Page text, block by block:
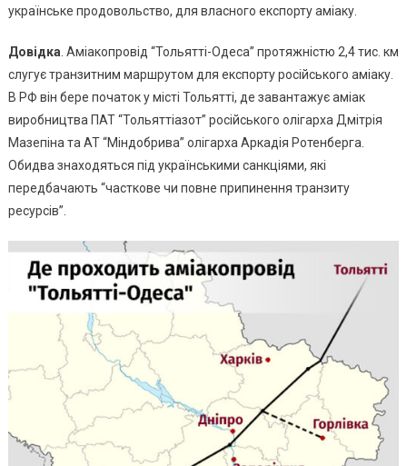
українське продовольство, для власного експорту аміаку.
Довідка . Аміакопровід “Тольятті-Одеса” протяжністю 2,4 тис. км
слугує транзитним маршрутом для експорту російського аміаку.
В РФ він бере початок у місті Тольятті, де завантажує аміак
виробництва ПАТ “Тольяттіазот” російського олігарха Дмітрія
Мазепіна та АТ “Міндобрива” олігарха Аркадія Ротенберга.
Обидва знаходяться під українськими санкціями, які
передбачають “часткове чи повне припинення транзиту
ресурсів”.